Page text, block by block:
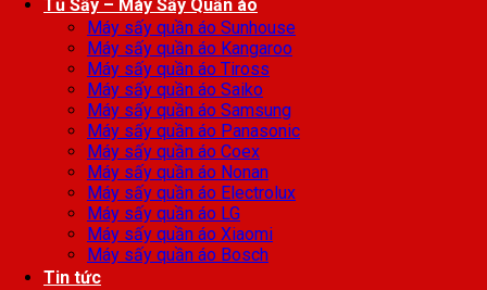
Tủ Sấy – Máy Sấy Quần áo
Máy sấy quần áo Sunhouse
Máy sấy quần áo Kangaroo
Máy sấy quần áo Tiross
Máy sấy quần áo Saiko
Máy sấy quần áo Samsung
Máy sấy quần áo Panasonic
Máy sấy quần áo Coex
Máy sấy quần áo Nonan
Máy sấy quần áo Electrolux
Máy sấy quần áo LG
Máy sấy quần áo Xiaomi
Máy sấy quần áo Bosch
Tin tức